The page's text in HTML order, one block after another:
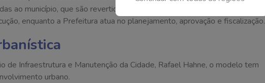
ao município, que são revertidas em obras de infraestrutura. A empresa
enquanto a Prefeitura atua no planejamento, aprovação e fiscalização.
de Infraestrutura e Manutenção da Cidade, Rafael Hahne, o modelo tem
urbano.